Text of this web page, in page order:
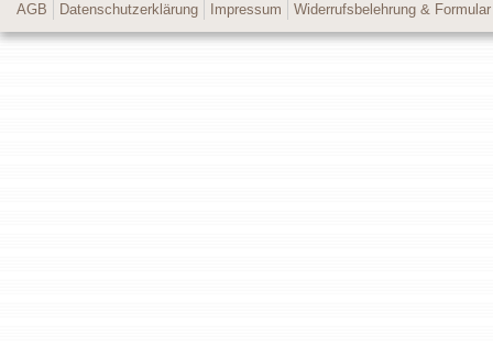
AGB Datenschutzerklärung Impressum Widerrufsbelehrung & Formular